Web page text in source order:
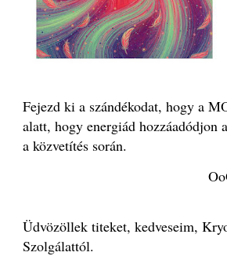
Fejezd ki a szándékodat, hogy a
alatt, hogy energiád
a közvetítés során.
Üdvözöllek titeket, kedveseim,
Szolgálattól.